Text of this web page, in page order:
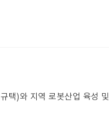
택)와 지역 로봇산업 육성 및